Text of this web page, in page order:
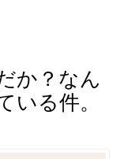
か？なん
いる件。